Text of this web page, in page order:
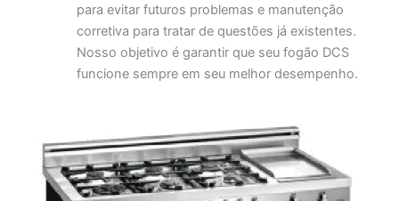
para evitar futuros problemas e manutenção
corretiva para tratar de questões já existentes.
Nosso objetivo é garantir que seu fogão DCS
funcione sempre em seu melhor desempenho.